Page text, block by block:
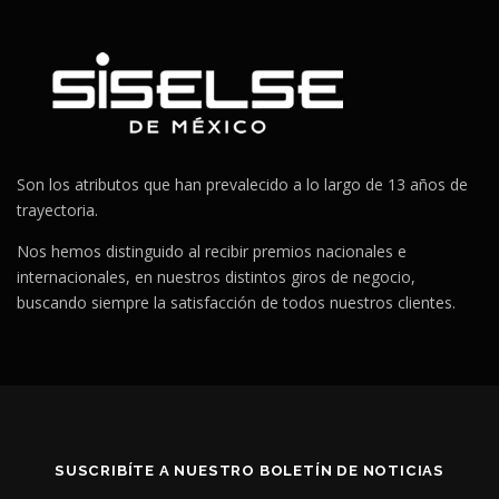
Son los atributos que han prevalecido a lo largo de 13 años de
trayectoria.
Nos hemos distinguido al recibir premios nacionales e
internacionales, en nuestros distintos giros de negocio,
buscando siempre la satisfacción de todos nuestros clientes.
SUSCRIBÍTE A NUESTRO BOLETÍN DE NOTICIAS